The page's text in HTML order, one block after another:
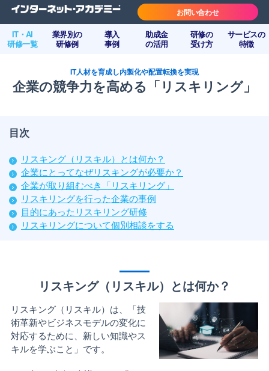
IT・AI
研修一覧
業界別の
研修例
導入
事例
助成金
の活用
研修の
受け方
サービスの
特徴
お問い合わせ
IT人材を育成し内製化や配置転換を実現
企業の競争力を高める「リスキリング」
目次
リスキング（リスキル）とは何か？
企業にとってなぜリスキングが必要か？
企業が取り組むべき「リスキリング」
リスキリングを行った企業の事例
目的にあったリスキリング研修
リスキリングについて個別相談をする
リスキング（リスキル）とは何か？
リスキング（リスキル）は、「技
術革新やビジネスモデルの変化に
対応するために、新しい知識やス
キルを学ぶこと」です。